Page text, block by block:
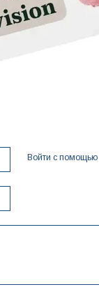
Войти с помощью